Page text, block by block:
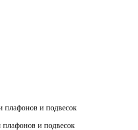
плафонов и подвесок
и подвесок